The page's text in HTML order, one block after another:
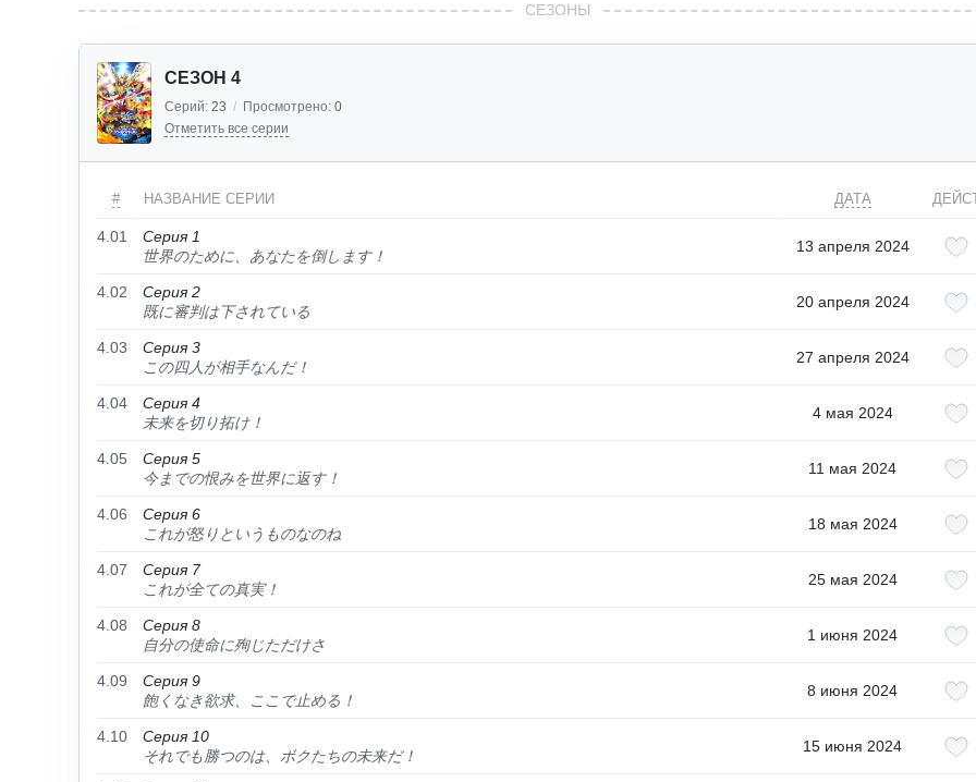
СЕЗОНЫ
СЕЗОН 4
Серий: 23 / Просмотрено: 0
Отметить все серии
# НАЗВАНИЕ СЕРИИ ДАТА
4.01
Серия 1
世界のために、あなたを倒します！
13 апреля 2024
4.02
Серия 2
既に審判は下されている
20 апреля 2024
4.03
Серия 3
この四人が相手なんだ！
27 апреля 2024
4.04
Серия 4
未来を切り拓け！
4 мая 2024
4.05
Серия 5
今までの恨みを世界に返す！
11 мая 2024
4.06
Серия 6
これが怒りというものなのね
18 мая 2024
4.07
Серия 7
これが全ての真実！
25 мая 2024
4.08
Серия 8
自分の使命に殉じただけさ
1 июня 2024
4.09
Серия 9
飽くなき欲求、ここで止める！
8 июня 2024
4.10
Серия 10
それでも勝つのは、ボクたちの未来だ！
15 июня 2024